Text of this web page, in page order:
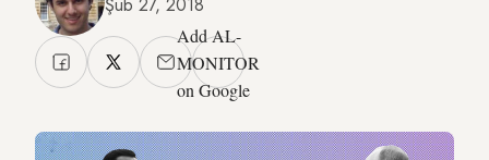
Add AL-
MONITOR
on Google